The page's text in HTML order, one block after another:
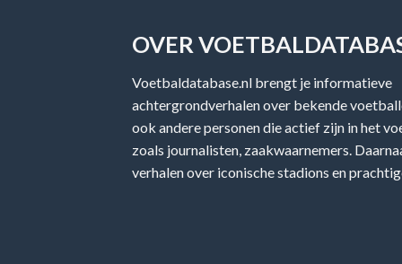
OVER
Voetbaldatabase.nl brengt je informatieve
achtergrondverhalen over bekende
ook andere personen die actief zijn in het
zoals journalisten, zaakwaarnemers.
verhalen over iconische stadions en